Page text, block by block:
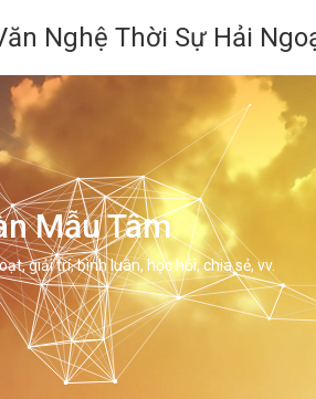
Nghệ Thời Sự Hải
Mẫu Tâm
giải trí, bình luân, học hỏi, chia sẻ, vv.